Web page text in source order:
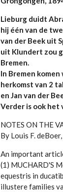
Lieburg duidt
hij één van de
van der Beek uit
uit Klundert zou
Bremen.
In Bremen
herkomst van 2
en Jan van der
Verder is ook het
NOTES ON THE
By Louis F. deBoer,
An important
(1) MUCHARD'S
equestris in
illustere families